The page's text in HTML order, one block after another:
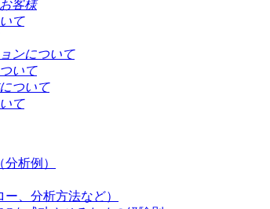
客様
て
ンについて
いて
ついて
て
析例）
、分析方法など）